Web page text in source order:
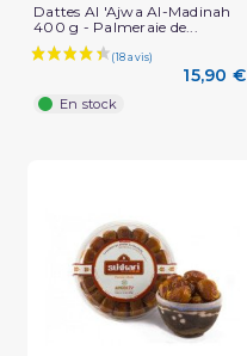
Dattes Al 'Ajwa Al-Madinah
400 g - Palmeraie de...
15,90 €
En stock